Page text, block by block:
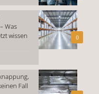
0
Was
wissen
Fall